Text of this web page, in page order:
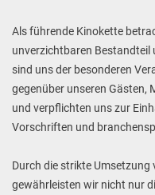
Als führende Kinokette
unverzichtbaren Bestandteil
sind uns der besonderen
gegenüber unseren Gästen,
und verpflichten uns zur
Vorschriften und
Durch die strikte
gewährleisten wir nicht nur